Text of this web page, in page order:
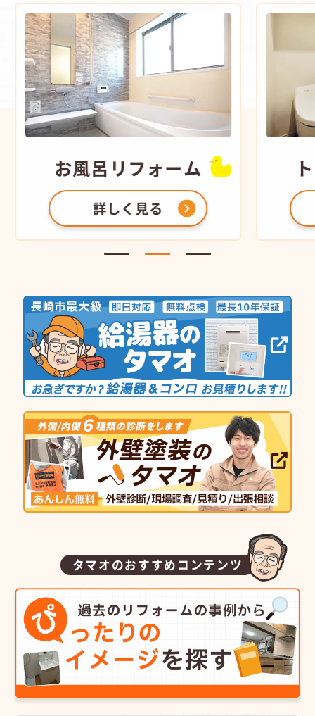
お風呂 リフォーム
詳しく見る
タマオのおすすめコンテンツ